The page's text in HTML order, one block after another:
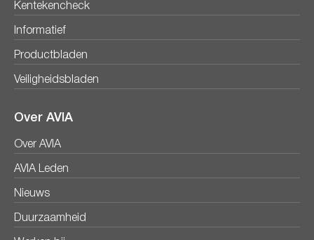
Kentekencheck
Informatief
Productbladen
Veiligheidsbladen
Over AVIA
Over AVIA
AVIA Leden
Nieuws
Duurzaamheid